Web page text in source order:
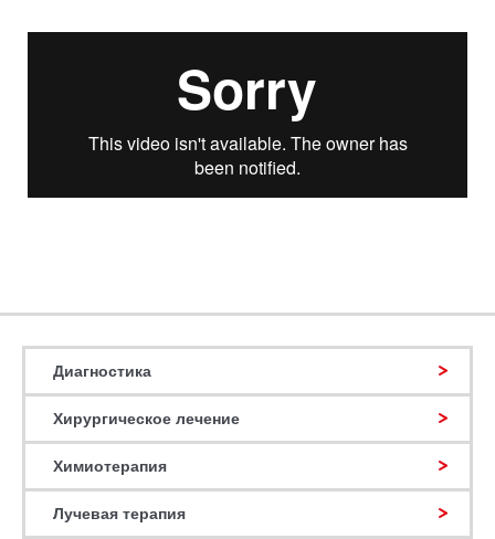
Диагностика
Хирургическое лечение
Химиотерапия
Лучевая терапия